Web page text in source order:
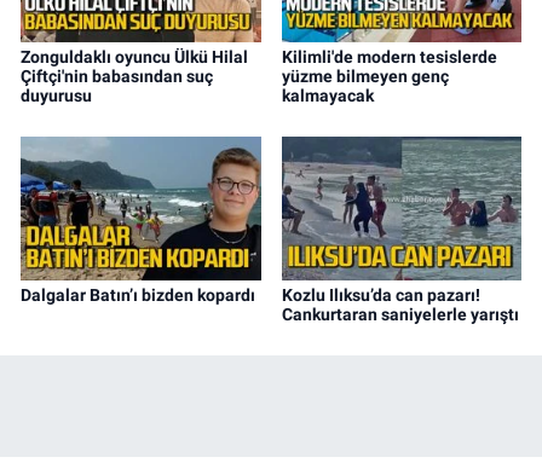
Zonguldaklı oyuncu Ülkü Hilal
Çiftçi'nin babasından suç
duyurusu
Kilimli'de modern tesislerde
yüzme bilmeyen genç
kalmayacak
Dalgalar Batın’ı bizden kopardı
Kozlu Ilıksu’da can pazarı!
Cankurtaran saniyelerle yarıştı